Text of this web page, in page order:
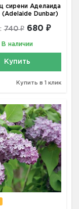
сирени Аделаида
(Adelaide Dunbar)
740 ₽ 680 ₽
В наличии
Купить
Купить в 1 клик